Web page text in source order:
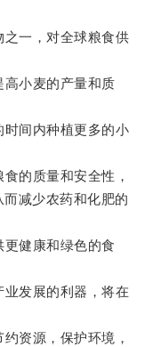
一，对全球粮食供
小麦的产量和质
间内种植更多的小
的质量和安全性，
减少农药和化肥的
健康和绿色的食
发展的利器，将在
资源，保护环境，